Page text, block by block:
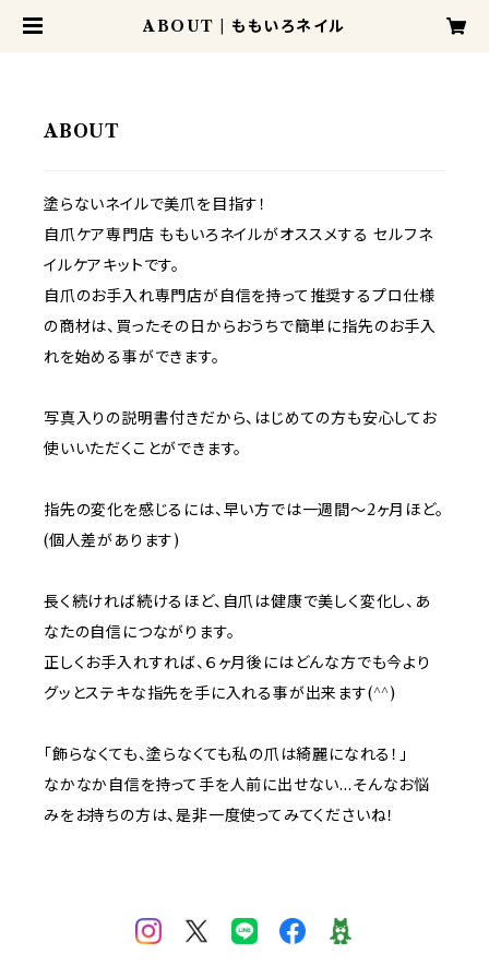
ABOUT | ももいろネイル
ABOUT
塗らないネイルで美爪を目指す！
自爪ケア専門店 ももいろネイルがオススメする セルフネ
イルケアキットです。
自爪のお手入れ専門店が自信を持って推奨するプロ仕様
の商材は、買ったその日からおうちで簡単に指先のお手入
れを始める事ができます。
写真入りの説明書付きだから、はじめての方も安心してお
使いいただくことができます。
指先の変化を感じるには、早い方では一週間〜2ヶ月ほど。
(個人差があります)
長く続ければ続けるほど、自爪は健康で美しく変化し、あ
なたの自信につながります。
正しくお手入れすれば、６ヶ月後にはどんな方でも今より
グッとステキな指先を手に入れる事が出来ます(^^)
「飾らなくても、塗らなくても私の爪は綺麗になれる！」
なかなか自信を持って手を人前に出せない…そんなお悩
みをお持ちの方は、是非一度使ってみてくださいね！